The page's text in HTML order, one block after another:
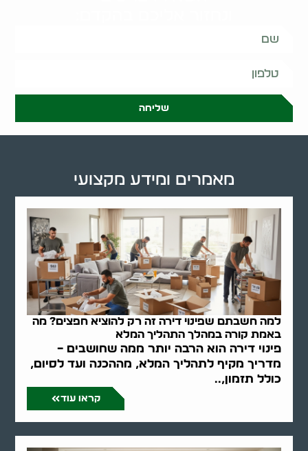
שליחה
למה חשבתם שפינוי דירה זה רק להוציא חפצים? מה
באמת קורה במהלך התהליך המלא
פינוי דירה הוא הרבה יותר ממה שחושבים –
מדריך מקיף לתהליך המלא, מההכנה ועד לסיום,
כולל תזמון,..
קראו עוד
מאמרים ומידע מקצועי